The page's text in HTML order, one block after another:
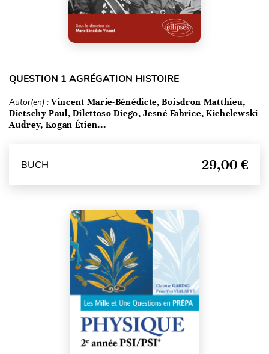
QUESTION 1 AGRÉGATION HISTOIRE
Autor(en) : Vincent Marie-Bénédicte, Boisdron Matthieu,
Dietschy Paul, Dilettoso Diego, Jesné Fabrice, Kichelewski
Audrey, Kogan Étien...
BUCH 29,00 €